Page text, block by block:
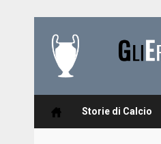
content
Storie di Calcio